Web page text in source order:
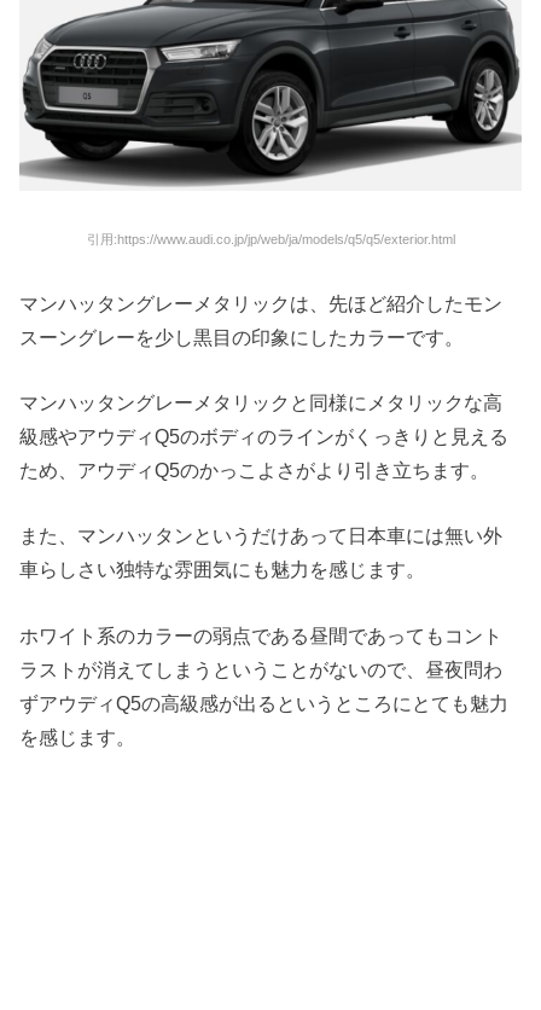
引用:https://www.audi.co.jp/jp/web/ja/models/q5/q5/exterior.html
マンハッタングレーメタリックは、先ほど紹介したモン
スーングレーを少し黒目の印象にしたカラーです。
マンハッタングレーメタリックと同様にメタリックな高
級感やアウディQ5のボディのラインがくっきりと見える
ため、アウディQ5のかっこよさがより引き立ちます。
また、マンハッタンというだけあって日本車には無い外
車らしさい独特な雰囲気にも魅力を感じます。
ホワイト系のカラーの弱点である昼間であってもコント
ラストが消えてしまうということがないので、昼夜問わ
ずアウディQ5の高級感が出るというところにとても魅力
を感じます。